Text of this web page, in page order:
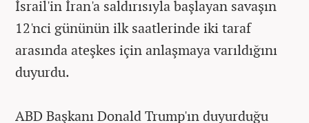
İsrail'in İran'a saldırısıyla başlayan savaşın
12'nci gününün ilk saatlerinde iki taraf
arasında ateşkes için anlaşmaya varıldığını
duyurdu.
ABD Başkanı Donald Trump'ın duyurduğu